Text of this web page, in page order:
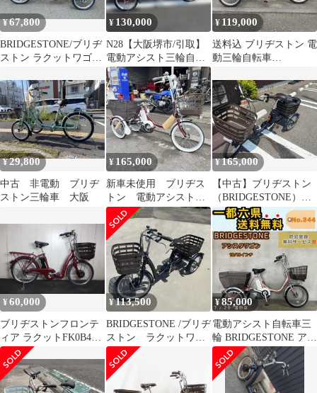
¥67,800
BRIDGESTONE/ブリヂ
ストン ラクットワゴン
三輪自転車 サファイヤ
ブルー【M0765】
¥ 130,000
N28【大阪堺市/引取】
電動アシスト三輪自転
車/ブリヂストン ラクッ
トワゴン
¥ 119,000
送料込 ブリヂストン 電
動三輪自転車
ゴン B300
¥29,800
中古 非電動 ブリヂ
ストン三輪車 大阪
¥ 165,000
新車未使用 ブリヂス
トン 電動アシスト自
転車 三輪 カラメル
ブラウン
¥165,000
【中古】ブリヂストン
（BRIDGESTONE）
ラクットワゴン 電動
アシスト三輪車
RW0B45 サファイア
ブルー バケットカバ
ー付き 【納期2-3週間
程度】
¥60,000
ブリヂストンフロンテ
ィア ラクットFK0B49
8AH 20インチ 電動
¥113,500
BRIDGESTONE /ブリヂ
ストン ラクットワゴ
ン 三輪電動アシスト
自転車
¥85,000
電動アシスト自転車三
輪 BRIDGESTONE アシ
スタワゴン 18/16インチ